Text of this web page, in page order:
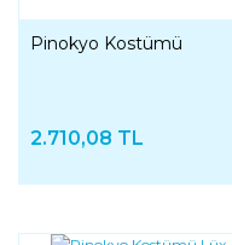
Pinokyo Kostümü
2.710,08 TL